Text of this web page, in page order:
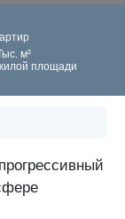
м²
площади